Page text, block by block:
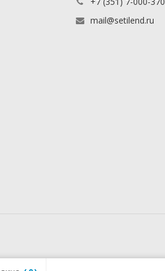
mail@setilend.ru